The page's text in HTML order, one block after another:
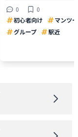
0
0
初心者向け
マンツ
グループ
駅近